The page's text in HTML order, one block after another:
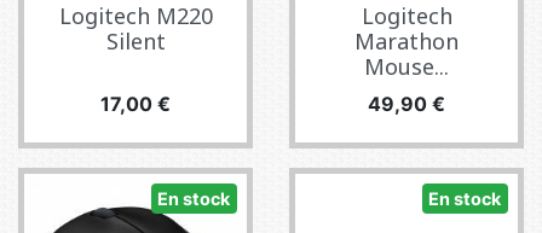
Logitech M220
Silent
Prix
17,00 €
Logitech
Marathon
Mouse...
Prix
49,90 €
En stock En stock